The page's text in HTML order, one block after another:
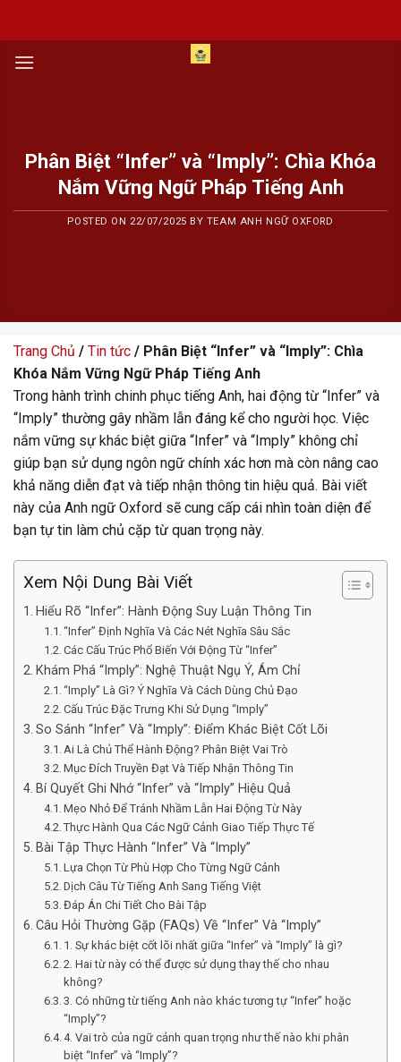
content
Phân Biệt “Infer” và “Imply”: Chìa Khóa
Nắm Vững Ngữ Pháp Tiếng Anh
POSTED ON 22/07/2025 BY TEAM ANH NGỮ OXFORD
Trang Chủ / Tin tức / Phân Biệt “Infer” và “Imply”: Chìa
Khóa Nắm Vững Ngữ Pháp Tiếng Anh
Trong hành trình chinh phục tiếng Anh, hai động từ “Infer” và
“Imply” thường gây nhầm lẫn đáng kể cho người học. Việc
nắm vững sự khác biệt giữa “Infer” và “Imply” không chỉ
giúp bạn sử dụng ngôn ngữ chính xác hơn mà còn nâng cao
khả năng diễn đạt và tiếp nhận thông tin hiệu quả. Bài viết
này của Anh ngữ Oxford sẽ cung cấp cái nhìn toàn diện để
bạn tự tin làm chủ cặp từ quan trọng này.
Xem Nội Dung Bài Viết
Hiểu Rõ “Infer”: Hành Động Suy Luận Thông Tin
“Infer” Định Nghĩa Và Các Nét Nghĩa Sâu Sắc
Các Cấu Trúc Phổ Biến Với Động Từ “Infer”
Khám Phá “Imply”: Nghệ Thuật Ngụ Ý, Ám Chỉ
“Imply” Là Gì? Ý Nghĩa Và Cách Dùng Chủ Đạo
Cấu Trúc Đặc Trưng Khi Sử Dụng “Imply”
So Sánh “Infer” Và “Imply”: Điểm Khác Biệt Cốt Lõi
Ai Là Chủ Thể Hành Động? Phân Biệt Vai Trò
Mục Đích Truyền Đạt Và Tiếp Nhận Thông Tin
Bí Quyết Ghi Nhớ “Infer” và “Imply” Hiệu Quả
Mẹo Nhỏ Để Tránh Nhầm Lẫn Hai Động Từ Này
Thực Hành Qua Các Ngữ Cảnh Giao Tiếp Thực Tế
Bài Tập Thực Hành “Infer” Và “Imply”
Lựa Chọn Từ Phù Hợp Cho Từng Ngữ Cảnh
Dịch Câu Từ Tiếng Anh Sang Tiếng Việt
Đáp Án Chi Tiết Cho Bài Tập
Câu Hỏi Thường Gặp (FAQs) Về “Infer” Và “Imply”
1. Sự khác biệt cốt lõi nhất giữa “Infer” và “Imply” là gì?
2. Hai từ này có thể được sử dụng thay thế cho nhau
không?
3. Có những từ tiếng Anh nào khác tương tự “Infer” hoặc
“Imply”?
4. Vai trò của ngữ cảnh quan trọng như thế nào khi phân
biệt “Infer” và “Imply”?